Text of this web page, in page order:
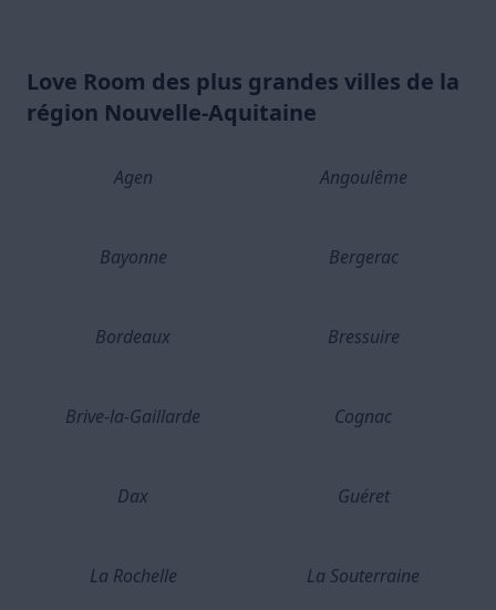
Love Room des plus grandes villes de la
région Nouvelle-Aquitaine
Agen Angoulême
Bayonne Bergerac
Bordeaux Bressuire
Brive-la-Gaillarde Cognac
Dax Guéret
La Rochelle La Souterraine